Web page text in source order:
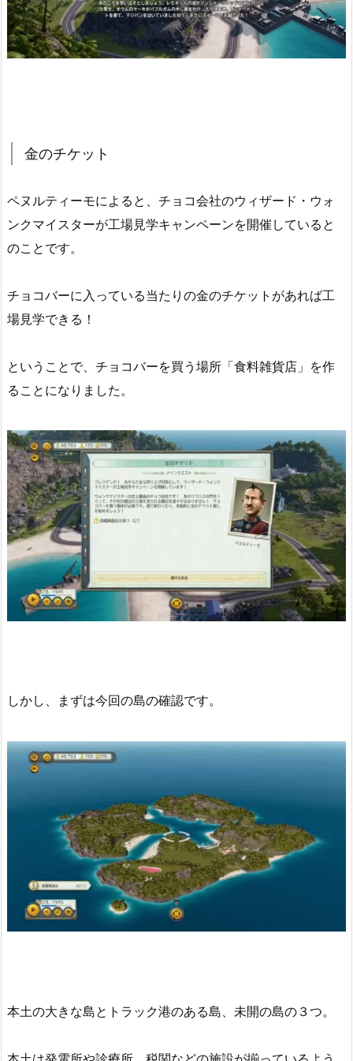
金のチケット
ペヌルティーモによると、チョコ会社のウィザード・ウォ
ンクマイスターが工場見学キャンペーンを開催していると
のことです。
チョコバーに入っている当たりの金のチケットがあれば工
場見学できる！
ということで、チョコバーを買う場所「食料雑貨店」を作
ることになりました。
しかし、まずは今回の島の確認です。
本土の大きな島とトラック港のある島、未開の島の３つ。